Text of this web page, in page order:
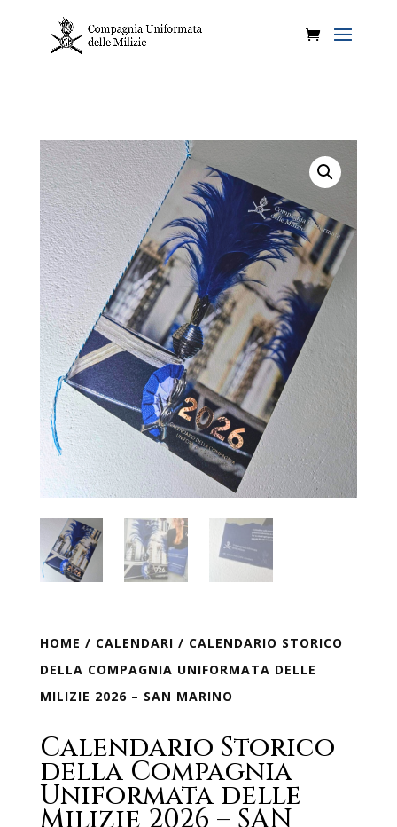
HOME / CALENDARI / CALENDARIO STORICO
DELLA COMPAGNIA UNIFORMATA DELLE
MILIZIE 2026 – SAN MARINO
Calendario Storico
della Compagnia
Uniformata delle